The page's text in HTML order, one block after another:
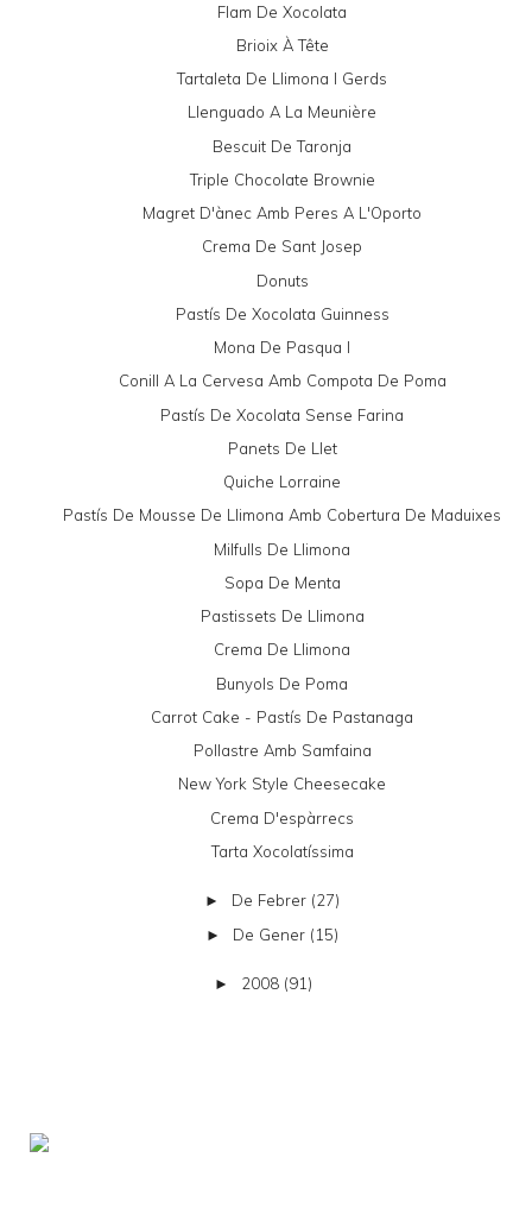
Flam De Xocolata
Brioix À Tête
Tartaleta De Llimona I Gerds
Llenguado A La Meunière
Bescuit De Taronja
Triple Chocolate Brownie
Magret D'ànec Amb Peres A L'Oporto
Crema De Sant Josep
Donuts
Pastís De Xocolata Guinness
Mona De Pasqua I
Conill A La Cervesa Amb Compota De Poma
Pastís De Xocolata Sense Farina
Panets De Llet
Quiche Lorraine
Pastís De Mousse De Llimona Amb Cobertura De Maduixes
Milfulls De Llimona
Sopa De Menta
Pastissets De Llimona
Crema De Llimona
Bunyols De Poma
Carrot Cake - Pastís De Pastanaga
Pollastre Amb Samfaina
New York Style Cheesecake
Crema D'espàrrecs
Tarta Xocolatíssima
► De Febrer (27)
► De Gener (15)
► 2008 (91)